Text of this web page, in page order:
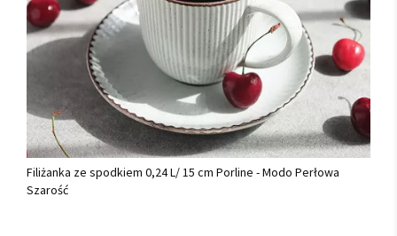
Filiżanka ze spodkiem 0,24 L/ 15 cm Porline - Modo Perłowa
Szarość